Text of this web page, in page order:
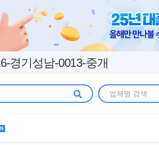
경기성남-0013-중개
N